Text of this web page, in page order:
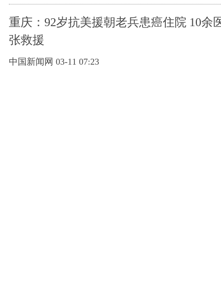
重庆：92岁抗美援朝老兵患癌住院 10余
张救援
中国新闻网 03-11 07:23